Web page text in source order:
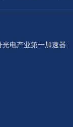
电产业第一加速器